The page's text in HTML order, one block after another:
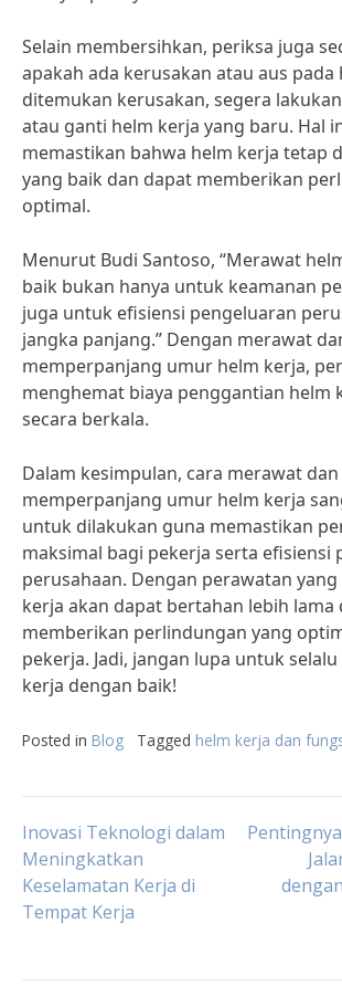
Selain membersihkan, periksa juga
apakah ada kerusakan atau aus pada
ditemukan kerusakan, segera
atau ganti helm kerja yang baru. Hal
memastikan bahwa helm kerja tetap
yang baik dan dapat memberikan
optimal.
Menurut Budi Santoso, “Merawat
baik bukan hanya untuk keamanan
juga untuk efisiensi pengeluaran
jangka panjang.” Dengan merawat
memperpanjang umur helm kerja,
menghemat biaya penggantian helm
secara berkala.
Dalam kesimpulan, cara merawat dan
memperpanjang umur helm kerja
untuk dilakukan guna memastikan
maksimal bagi pekerja serta efisiensi
perusahaan. Dengan perawatan
kerja akan dapat bertahan lebih lama
memberikan perlindungan yang
pekerja. Jadi, jangan lupa untuk
kerja dengan baik!
Posted in Blog Tagged helm kerja dan
Post
navigation
Inovasi Teknologi dalam
Meningkatkan
Keselamatan Kerja di
Tempat Kerja